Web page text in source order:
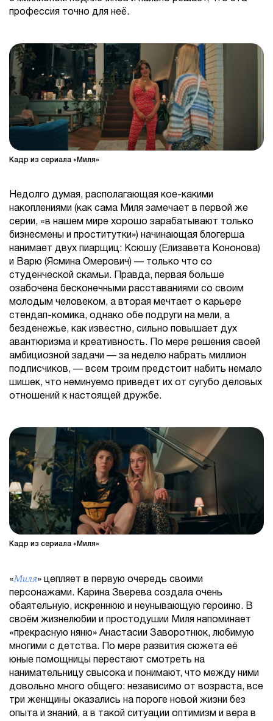
профессия точно для неё.
Кадр из сериала «Миля»
Недолго думая, располагающая кое-какими
накоплениями (как сама Миля замечает в первой же
серии, «в нашем мире хорошо зарабатывают только
бизнесмены и проститутки») начинающая блогерша
нанимает двух пиарщиц: Ксюшу (Елизавета Кононова)
и Варю (Ясмина Омерович) — только что со
студенческой скамьи. Правда, первая больше
озабочена бесконечными расставаниями со своим
молодым человеком, а вторая мечтает о карьере
стендап-комика, однако обе подруги на мели, а
безденежье, как известно, сильно повышает дух
авантюризма и креативность. По мере решения своей
амбициозной задачи — за неделю набрать миллион
подписчиков, — всем троим предстоит набить немало
шишек, что неминуемо приведет их от сугубо деловых
отношений к настоящей дружбе.
Кадр из сериала «Миля»
«Миля» цепляет в первую очередь своими
персонажами. Карина Зверева создала очень
обаятельную, искреннюю и неунывающую героиню. В
своём жизнелюбии и простодушии Миля напоминает
«прекрасную няню» Анастасии Заворотнюк, любимую
многими с детства. По мере развития сюжета её
юные помощницы перестают смотреть на
нанимательницу свысока и понимают, что между ними
довольно много общего: независимо от возраста, все
три женщины оказались на пороге новой жизни без
опыта и знаний, а в такой ситуации оптимизм и вера в